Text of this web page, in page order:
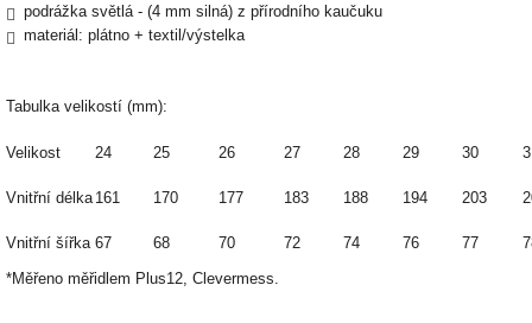
podrážka světlá - (4 mm silná) z přírodního kaučuku
materiál: plátno + textil/výstelka
Tabulka velikostí (mm):
Velikost 24 25 26 27 28 29 30
Vnitřní délka 161 170 177 183 188 194 203
Vnitřní šířka 67 68 70 72 74 76 77
*Měřeno měřidlem Plus12, Clevermess.